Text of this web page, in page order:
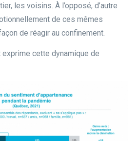
les voisins. À l’opposé, d’autre
de ces mêmes
de réagir au confinement.
exprime cette dynamique de